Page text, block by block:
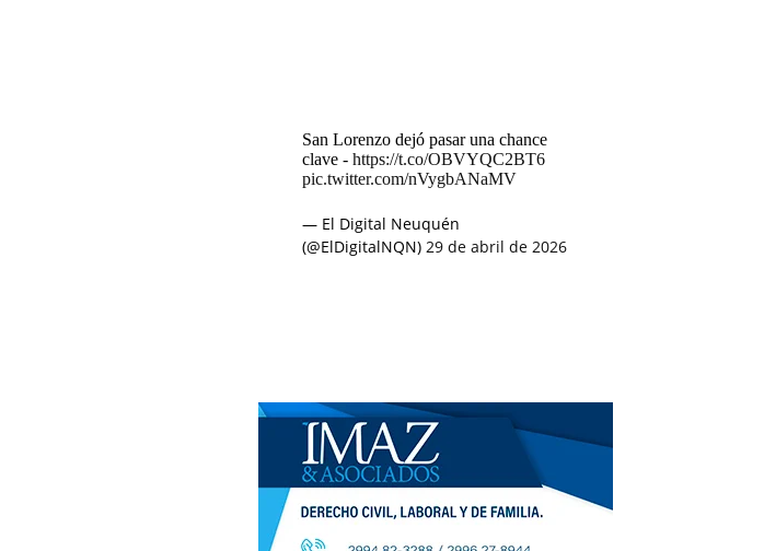
San Lorenzo dejó pasar una chance
clave - https://t.co/OBVYQC2BT6
pic.twitter.com/nVygbANaMV
— El Digital Neuquén
(@ElDigitalNQN) 29 de abril de 2026